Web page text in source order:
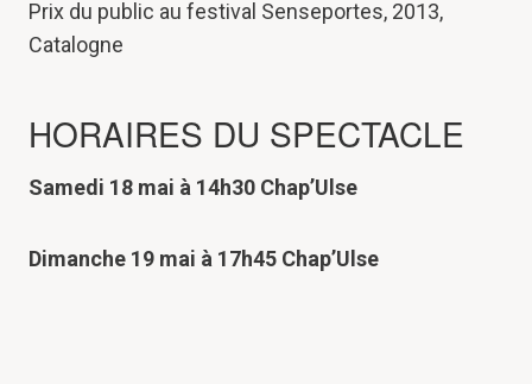
Prix du public au festival Senseportes, 2013,
Catalogne
HORAIRES DU SPECTACLE
Samedi 18 mai à 14h30 Chap’Ulse
Dimanche 19 mai à 17h45 Chap’Ulse